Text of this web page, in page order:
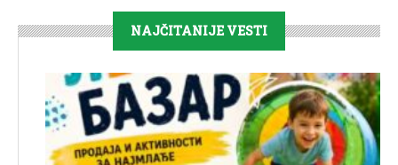
NAJČITANIJE VESTI